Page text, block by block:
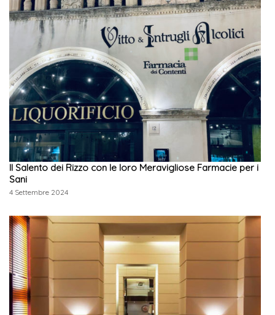
Il Salento dei Rizzo con le loro Meravigliose Farmacie per i
Sani
4 Settembre 2024